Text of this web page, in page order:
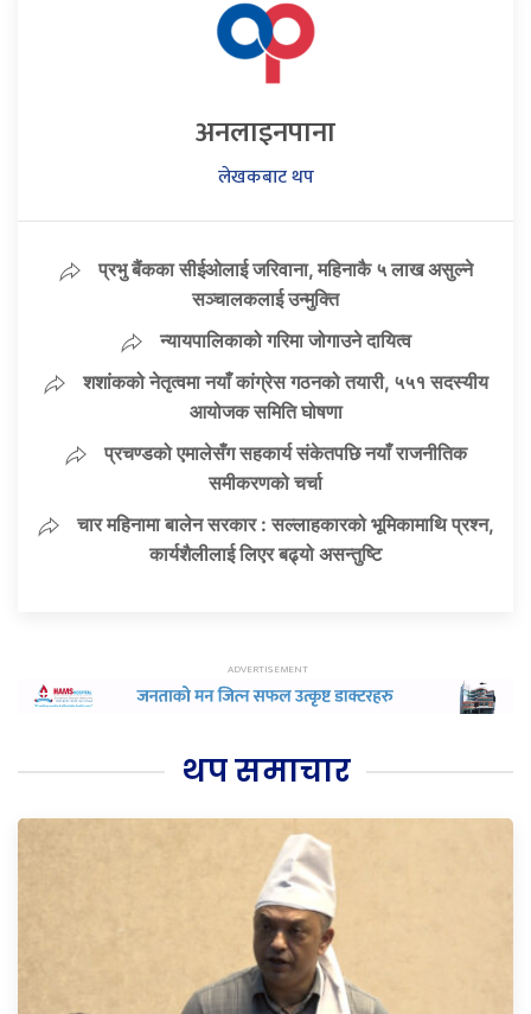
अनलाइनपाना
लेखकबाट थप
प्रभु बैंकका सीईओलाई जरिवाना, महिनाकै ५ लाख असुल्ने
सञ्चालकलाई उन्मुक्ति
न्यायपालिकाको गरिमा जोगाउने दायित्व
शशांकको नेतृत्वमा नयाँ कांग्रेस गठनको तयारी, ५५१ सदस्यीय
आयोजक समिति घोषणा
प्रचण्डको एमालेसँग सहकार्य संकेतपछि नयाँ राजनीतिक
समीकरणको चर्चा
चार महिनामा बालेन सरकार : सल्लाहकारको भूमिकामाथि प्रश्न,
कार्यशैलीलाई लिएर बढ्यो असन्तुष्टि
थप समाचार